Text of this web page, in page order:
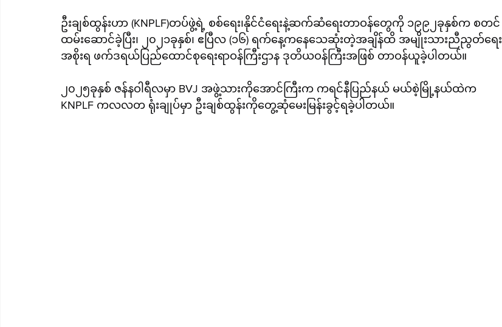
ဦးချစ်ထွန်းဟာ (KNPLF)တပ်ဖွဲ့ရဲ့ စစ်ရေး၊နိုင်ငံရေးနဲ့ဆက်ဆံရေးတာဝန်တွေကို ၁၉၉၂ခုနှစ်က စတင်
ထမ်းဆောင်ခဲ့ပြီး၊ ၂၀၂၁ခုနှစ်၊ ဧပြီလ (၁၆) ရက်နေ့ကနေသေဆုံးတဲ့အချိန်ထိ အမျိုးသားညီညွတ်ရေး
အစိုးရ ဖက်ဒရယ်ပြည်ထောင်စုရေးရာဝန်ကြီးဌာန ဒုတိယဝန်ကြီးအဖြစ် တာဝန်ယူခဲ့ပါတယ်။
၂၀၂၅ခုနှစ် ဇန်နဝါရီလမှာ BVJ အဖွဲ့သားကိုအောင်ကြီးက ကရင်နီပြည်နယ် မယ်စဲ့မြို့နယ်ထဲက
KNPLF ကလလတ ရုံးချုပ်မှာ ဦးချစ်ထွန်းကိုတွေ့ဆုံမေးမြန်းခွင့်ရခဲ့ပါတယ်။